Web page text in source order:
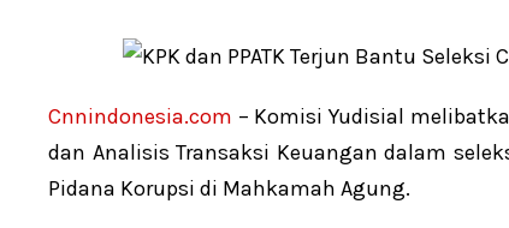
Cnnindonesia.com – Komisi Yudisial
dan Analisis Transaksi Keuangan dalam
Pidana Korupsi di Mahkamah Agung.